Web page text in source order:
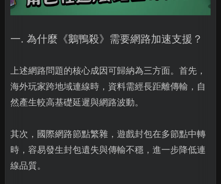
一. 為什麼《鵝鴨殺》需要網路加速支援？
上述網路問題的核心成因可歸納為三方面。首先，
海外玩家跨地域連線時，資料需經長距離傳輸，自
然產生較高基礎延遲與網路波動。
其次，國際網路節點繁雜，遊戲封包在多節點中轉
時，容易發生封包遺失與傳輸不穩，進一步降低連
線品質。